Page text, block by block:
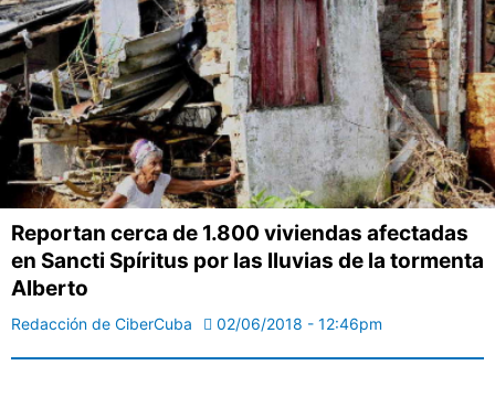
Reportan cerca de 1.800 viviendas afectadas
en Sancti Spíritus por las lluvias de la tormenta
Alberto
Redacción de CiberCuba 02/06/2018 - 12:46pm